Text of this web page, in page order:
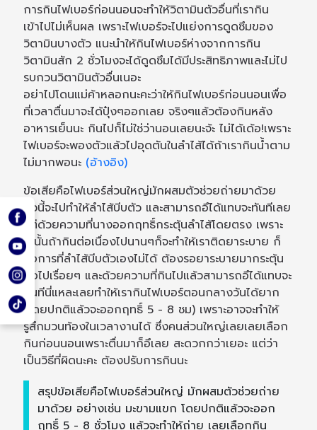
การกินไฟเบอร์ก่อนนอนจะทำให้วิตามินตัวอื่นที่เรากิน
เข้าไปไม่เห็นผล เพราะไฟเบอร์จะไปแย่งการดูดซึมของ
วิตามินบางตัว แนะนำให้กินไฟเบอร์ห่างจากการกิน
วิตามินสัก 2 ชั่วโมงจะได้ดูดซึมได้มีประสิทธิภาพและไม่ไป
รบกวนวิตามินตัวอื่นเนอะ
อย่าไปโดนแม่ค้าหลอกนะคะว่าให้กินไฟเบอร์ก่อนนอนเพื่อ
ที่เวลาตื่นมาจะได้ปุ๋งๆออกเลย จริงๆแล้วต้องกินหลัง
อาหารเย็นนะ กินไปก็ไม่ใช่ว่านอนเลยนะจ้ะ ไม่ได้เด้อ!เพราะ
ไฟเบอร์จะพองตัวแล้วไปอุดตันในลำไส้ได้ถ้าเรากินน้ำตาม
ไม่มากพอนะ (อ้างอิง)
ข้อเสียคือไฟเบอร์ส่วนใหญ่มักผสมตัวช่วยถ่ายมาด้วย
ตัวนี้จะไปทำให้ลำไส้บีบตัว และสามารถอึได้แทบจะทันทีเลย
แต่ด้วยความที่นางออกฤทธิ์กระตุ้นลำไส้โดยตรง เพราะ
ฉะนั้นถ้ากินต่อเนื่องไปนานๆก็จะทำให้เราติดยาระบาย ก็
คือการที่ลำไส้บีบตัวเองไม่ได้ ต้องรอยาระบายมากระตุ้น
ต่อไปเรื่อยๆ และด้วยความที่กินไปแล้วสามารถอึได้แทบจะ
ทันทีนี่แหละเลยทำให้เรากินไฟเบอร์ตอนกลางวันได้ยาก
(โดยปกติแล้วจะออกฤทธิ์ 5 - 8 ชม) เพราะอาจจะทำให้
รู้สึกมวนท้องในเวลางานได้ ซึ่งคนส่วนใหญ่เลยเลยเลือก
กินก่อนนอนเพราะตื่นมาก็อึเลย สะดวกกว่าเยอะ แต่ว่า
เป็นวิธีที่ผิดนะคะ ต้องปรับการกินนะ
สรุปข้อเสียคือไฟเบอร์ส่วนใหญ่ มักผสมตัวช่วยถ่าย
มาด้วย อย่างเช่น มะขามแขก โดยปกติแล้วจะออก
ฤทธิ์ 5 - 8 ชั่วโมง แล้วจะทำให้ถ่าย เลยเลือกกิน